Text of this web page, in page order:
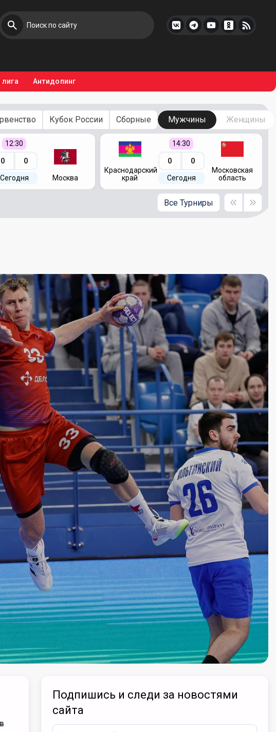
лига Антидопинг
Кубок России Сборные Мужчины Женщины
12:30
0 0
Сегодня Москва
Краснодарский
край
14:30
0 0
Сегодня
Московская
область
Все Турниры
Подпишись и следи за новостями
сайта